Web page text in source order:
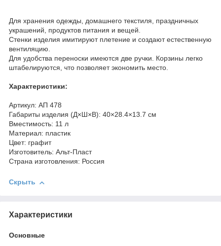
Для хранения одежды, домашнего текстиля, праздничных
украшений, продуктов питания и вещей.
Стенки изделия имитируют плетение и создают естественную
вентиляцию.
Для удобства переноски имеются две ручки. Корзины легко
штабелируются, что позволяет экономить место.
Характеристики:
Артикул: АП 478
Габариты изделия (Д×Ш×В): 40×28.4×13.7 см
Вместимость: 11 л
Материал: пластик
Цвет: графит
Изготовитель: Альт-Пласт
Страна изготовления: Россия
Скрыть
Характеристики
Основные